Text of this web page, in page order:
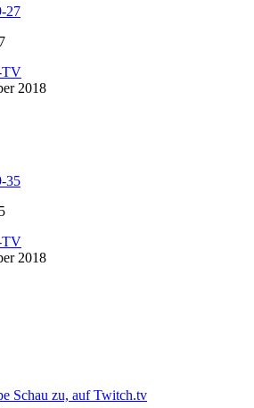
TV
2018
TV
2018
Schau zu, auf Twitch.tv